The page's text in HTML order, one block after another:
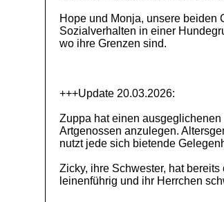
Hope und Monja, unsere beiden
Sozialverhalten in einer
wo ihre Grenzen sind.
+++Update 20.03.2026:
Zuppa hat einen
Artgenossen anzulegen.
nutzt jede sich bietende
Zicky, ihre Schwester, hat
leinenführig und ihr Herrchen